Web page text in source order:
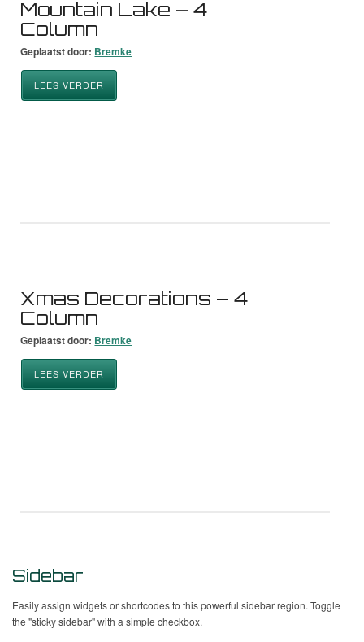
Mountain Lake – 4
Column
Geplaatst door: Bremke
LEES VERDER
Xmas Decorations – 4
Column
Geplaatst door: Bremke
LEES VERDER
Sidebar
Easily assign widgets or shortcodes to this powerful sidebar region. Toggle
the "sticky sidebar" with a simple checkbox.